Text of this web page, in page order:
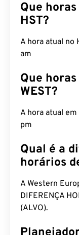
Que
HST?
A hora atual no
am
Que
WEST?
A hora atual
pm
Qual é a
horários
A Western
DIFERENÇA
(ALVO).